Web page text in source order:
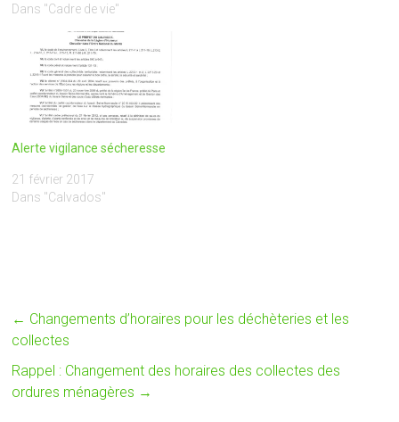
vise à préserver durablement
contexte, même si les
températures vont
légèrement baisser dans les
prochains jours, chaque
particulier est invité à limiter…
Dans "Cadre de vie"
Alerte vigilance sécheresse
21 février 2017
Dans "Calvados"
← Changements d’horaires pour les déchèteries et les
collectes
Rappel : Changement des horaires des collectes des
ordures ménagères →